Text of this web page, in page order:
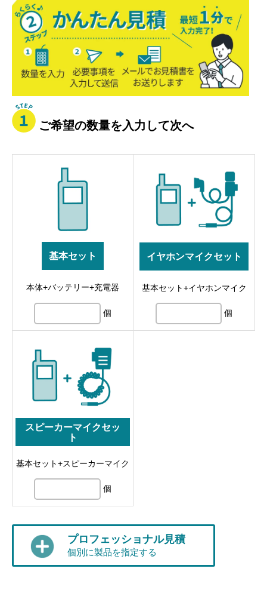
か
ん
た
ん
積
ご希望の数量を入力して次へ
基本セット
本体+バッテリー+充電器
個
イヤホンマイクセット
基本セット+イヤホンマイク
個
スピーカーマイクセッ
ト
基本セット+スピーカーマイク
個
プロフェッショナル見積
個別に製品を指定する